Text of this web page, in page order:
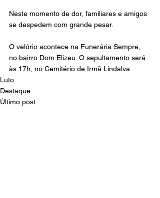
Neste momento de dor, familiares e amigos
se despedem com grande pesar.
O velório acontece na Funerária Sempre,
no bairro Dom Elizeu. O sepultamento será
às 17h, no Cemitério de Irmã Lindalva.
Luto
Destaque
Último post